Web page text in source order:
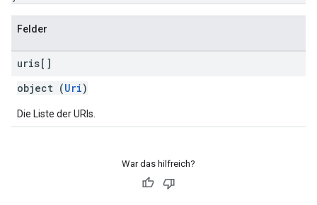
Felder
uris[]
object (Uri)
Die Liste der URIs.
War das hilfreich?